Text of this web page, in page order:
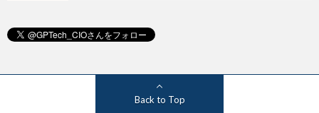
Back to Top